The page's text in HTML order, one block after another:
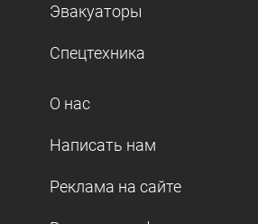
Эвакуаторы
Спецтехника
О нас
Написать нам
Реклама на сайте